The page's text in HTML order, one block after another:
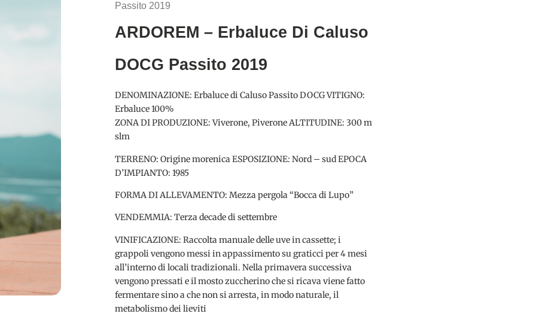
Passito 2019
ARDOREM – Erbaluce Di Caluso
DOCG Passito 2019
DENOMINAZIONE: Erbaluce di Caluso Passito DOCG VITIGNO:
Erbaluce 100%
ZONA DI PRODUZIONE: Viverone, Piverone ALTITUDINE: 300 m
slm
TERRENO: Origine morenica ESPOSIZIONE: Nord – sud EPOCA
D’IMPIANTO: 1985
FORMA DI ALLEVAMENTO: Mezza pergola “Bocca di Lupo”
VENDEMMIA: Terza decade di settembre
VINIFICAZIONE: Raccolta manuale delle uve in cassette; i
grappoli vengono messi in appassimento su graticci per 4 mesi
all’interno di locali tradizionali. Nella primavera successiva
vengono pressati e il mosto zuccherino che si ricava viene fatto
fermentare sino a che non si arresta, in modo naturale, il
metabolismo dei lieviti